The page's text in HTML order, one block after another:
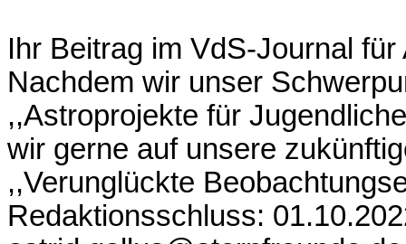
Ihr Beitrag im VdS-Journal für
Nachdem wir unser
,,Astroprojekte für
wir gerne auf unsere
,,Verunglückte
Redaktionsschluss: